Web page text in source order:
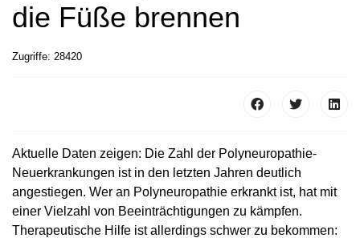
die Füße brennen
Zugriffe: 28420
Aktuelle Daten zeigen: Die Zahl der Polyneuropathie-
Neuerkrankungen ist in den letzten Jahren deutlich
angestiegen. Wer an Polyneuropathie erkrankt ist, hat mit
einer Vielzahl von Beeinträchtigungen zu kämpfen.
Therapeutische Hilfe ist allerdings schwer zu bekommen: